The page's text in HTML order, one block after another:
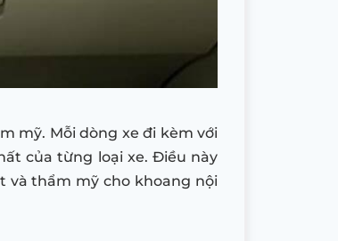
mỹ. Mỗi dòng xe đi kèm với
của từng loại xe. Điều này
và thẩm mỹ cho khoang nội